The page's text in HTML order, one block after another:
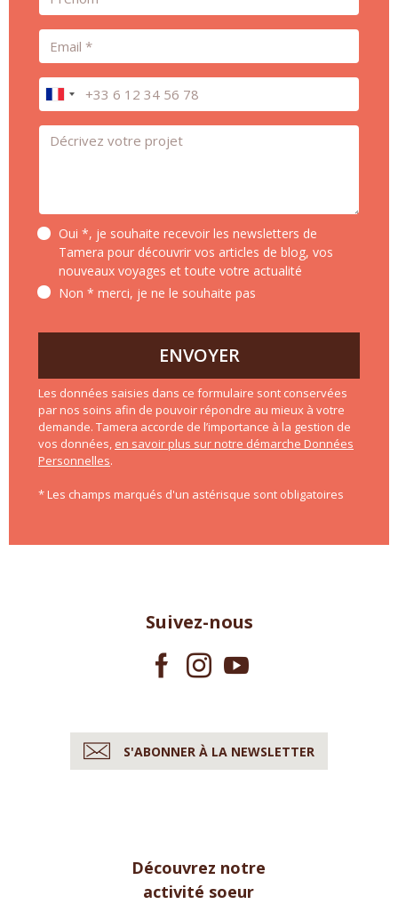
Email
Téléphone
Message *
Oui *, je souhaite recevoir les newsletters de
Tamera pour découvrir vos articles de blog, vos
nouveaux voyages et toute votre actualité
Non * merci, je ne le souhaite pas
ENVOYER
Les données saisies dans ce formulaire sont conservées
par nos soins afin de pouvoir répondre au mieux à votre
demande. Tamera accorde de l’importance à la gestion de
vos données, en savoir plus sur notre démarche Données
Personnelles.
* Les champs marqués d'un astérisque sont obligatoires
Suivez-nous
S'ABONNER À LA NEWSLETTER
Découvrez notre
activité soeur